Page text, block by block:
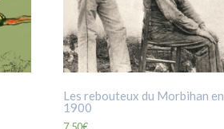
Les rebouteux du Morbihan en
1900
7,50€